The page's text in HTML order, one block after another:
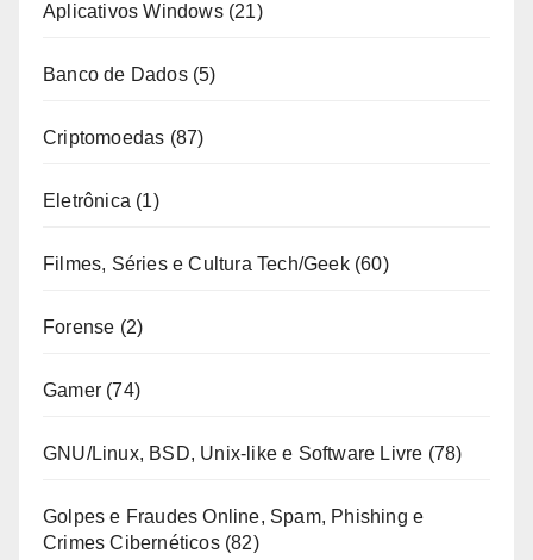
Aplicativos Windows(21)
Banco de Dados(5)
Criptomoedas (87)
Eletrônica (1)
Filmes, Séries e Cultura Tech/Geek(60)
Forense (2)
Gamer (74)
GNU/Linux, BSD, Unix-like e Software Livre (78)
Golpes e Fraudes Online, Spam, Phishing e
Crimes Cibernéticos(82)